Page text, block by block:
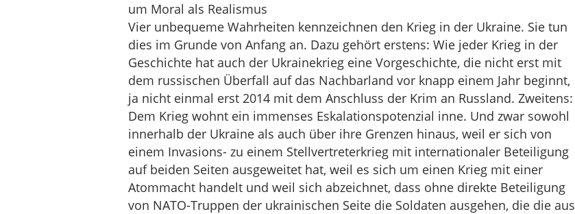
um Moral als Realismus
Vier unbequeme Wahrheiten kennzeichnen den Krieg in der Ukraine. Sie tun
dies im Grunde von Anfang an. Dazu gehört erstens: Wie jeder Krieg in der
Geschichte hat auch der Ukrainekrieg eine Vorgeschichte, die nicht erst mit
dem russischen Überfall auf das Nachbarland vor knapp einem Jahr beginnt,
ja nicht einmal erst 2014 mit dem Anschluss der Krim an Russland. Zweitens:
Dem Krieg wohnt ein immenses Eskalationspotenzial inne. Und zwar sowohl
innerhalb der Ukraine als auch über ihre Grenzen hinaus, weil er sich von
einem Invasions- zu einem Stellvertreterkrieg mit internationaler Beteiligung
auf beiden Seiten ausgeweitet hat, weil es sich um einen Krieg mit einer
Atommacht handelt und weil sich abzeichnet, dass ohne direkte Beteiligung
von NATO-Truppen der ukrainischen Seite die Soldaten ausgehen, die die aus